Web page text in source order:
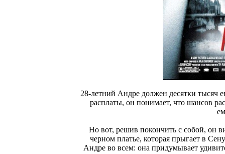
28-летний Андре должен десятки тысяч
расплаты, он понимает, что шансов
Но вот, решив покончить с собой, он
черном платье, которая прыгает в
Андре во всем: она придумывает